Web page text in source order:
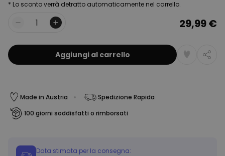
* Lo sconto verrà detratto automaticamente nel carrello.
Quantità 29,99 €
Aggiungi al carrello
Made in Austria
Spedizione Rapida
100 giorni soddisfatti o rimborsati
Data stimata per la consegna: